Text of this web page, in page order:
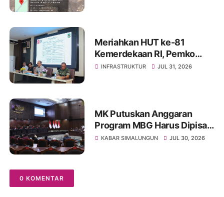
Meriahkan HUT ke-81
Kemerdekaan RI, Pemko
Pematangsiantar
INFRASTRUKTUR JUL 31, 2026
MK Putuskan Anggaran
Program MBG Harus Dipisah
dari Anggaran Pendidikan
KABAR SIMALUNGUN JUL 30, 2026
0 KOMENTAR